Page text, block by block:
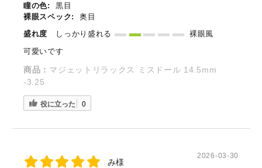
瞳の色:
黒目
裸眼スペック:
奥目
盛れ度
しっかり盛れる
裸眼風
可愛いです
商品： マジェットリラックス ミスドール 14.5mm
-3.25
役に立った 0
み様
2026-03-30